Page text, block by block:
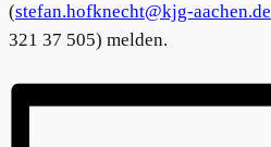
(stefan.hofknecht@kjg-aachen.de
321 37 505) melden.